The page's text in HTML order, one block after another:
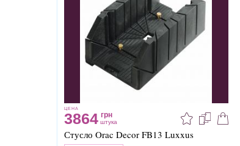
ЦЕНА
3864 грн
штука
Стусло Orac Decor FB13 Luxxus